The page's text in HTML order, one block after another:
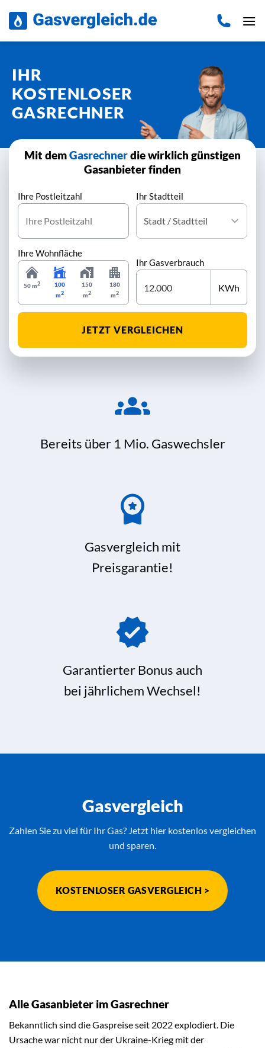
Inhalt
IHR
KOSTENLOSER
GASRECHNER
Mit demGasrechnerdie wirklich günstigen
Gasanbieter finden
Ihre Postleitzahl Ihr Stadtteil
Ihre Wohnfläche
50 m2
100
m2
150
m2
180
m2
Ihr Gasverbrauch
KWh
JETZT VERGLEICHEN
Bereits über 1 Mio. Gaswechsler
Gasvergleich mit
Preisgarantie!
Garantierter Bonus auch
bei jährlichem Wechsel!
Gasvergleich
Zahlen Sie zu viel für Ihr Gas? Jetzt hier kostenlos vergleichen
und sparen.
KOSTENLOSER GASVERGLEICH >
Alle Gasanbieter im Gasrechner
Bekanntlich sind die Gaspreise seit 2022 explodiert. Die
Ursache war nicht nur der Ukraine-Krieg mit der